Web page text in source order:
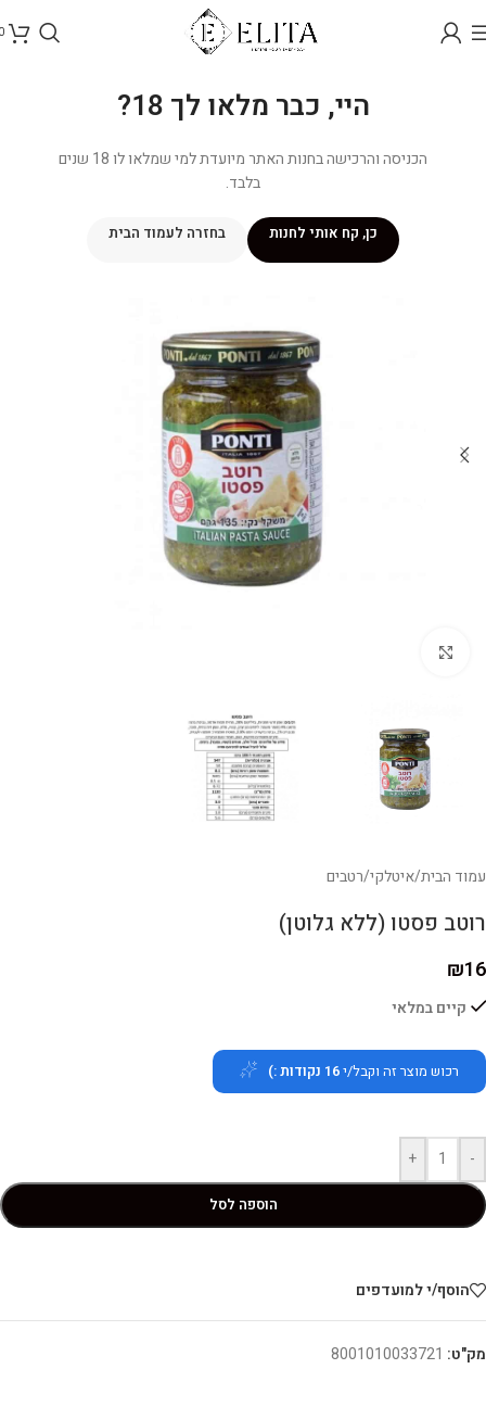
היי, כבר מלאו לך 18?
הכניסה והרכישה בחנות האתר מיועדת למי שמלאו לו 18 שנים
בלבד.
כן, קח אותי לחנות בחזרה לעמוד הבית
עמוד הבית/איטלקי/רטבים
רוטב פסטו (ללא גלוטן)
₪16
קיים במלאי
רכוש מוצר זה וקבל/י16 נקודות :)
-
+
הוספה לסל
הוסף/י למועדפים
מק"ט: 8001010033721